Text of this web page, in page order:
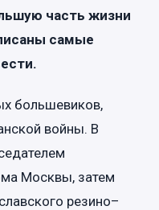
часть жизни
самые
большевиков,
войны. В
Москвы, затем
резино–